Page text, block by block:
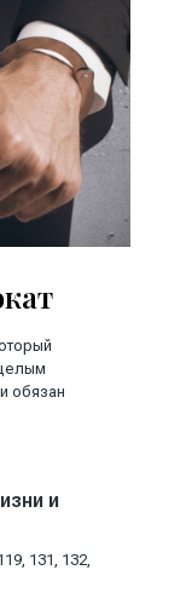
обязан
и
131, 132,